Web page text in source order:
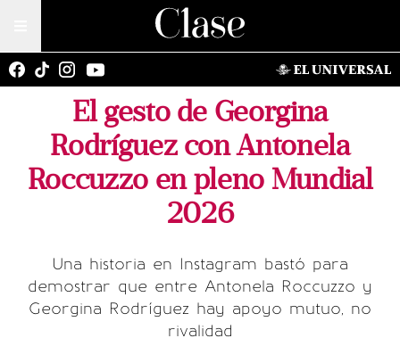
El gesto de Georgina
Rodríguez con Antonela
Roccuzzo en pleno Mundial
2026
Una historia en Instagram bastó para
demostrar que entre Antonela Roccuzzo y
Georgina Rodríguez hay apoyo mutuo, no
rivalidad